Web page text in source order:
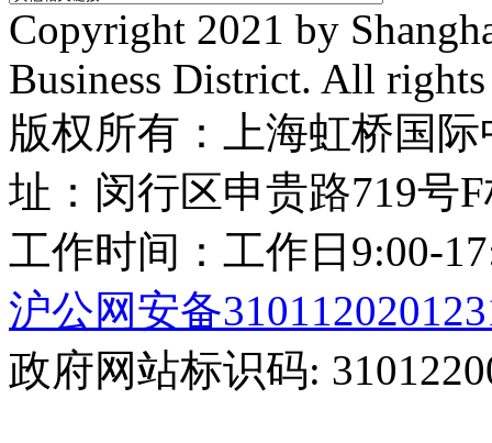
Copyright 2021 by
Business District. All rights
版权所有：上海虹桥国
址：闵行区申贵路719号
工作时间：工作日9:00-
沪公网安备
政府网站标识码: